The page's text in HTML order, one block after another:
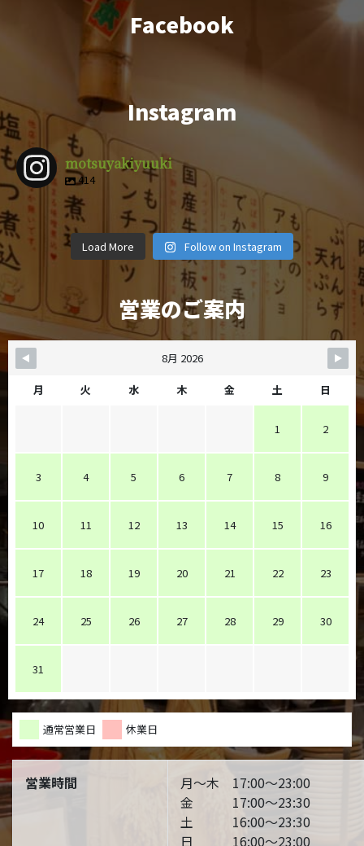
Facebook
Instagram
motsuyakiyuuki
414
motsuyakiy
uuki
4月 9
motsuyakiy
3月 1
motsuyakiy
2月 14
motsuyakiy
uuki
12月 29
motsuyakiy
uuki
12月 8
motsuyakiy
uuki11月 6
motsuyakiy
uuki
motsuyakiy
10月 19
motsuyakiy
uuki
10月 5
motsuyakiy
uuki
9月 28
motsuyakiy
uuki
9月 25
motsuyakiy
uuki
9月 22
Load More Follow on Instagram
営業のご案内
8月 2026
月 火 水 木 金 土 日
1 2
3 4 5 6 7 8 9
10 11 12 13 14 15 16
17 18 19 20 21 22 23
24 25 26 27 28 29 30
31
通常営業日 休業日
営業時間
月～木 17:00～23:00
金 17:00～23:30
土 16:00～23:30
日 16:00～23:00